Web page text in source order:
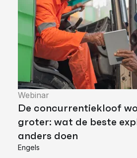
Webinar
De concurrentiekloof
groter: wat de beste
anders doen
Engels